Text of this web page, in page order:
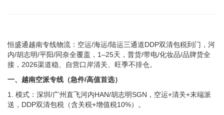
恒盛通越南专线物流：空运/海运/陆运三通道DDP双清包税到门，河
内/胡志明/平阳/同奈全覆盖，1–25天，普货/带电/化妆品/品牌货全
接，2026渠道稳、自营口岸清关、旺季不排仓。
一、越南空派专线（急件/高值首选）
1. 模式：深圳/广州直飞河内HAN/胡志明SGN，空运+清关+末端派
送，DDP双清包税（含关税+增值税10%）。